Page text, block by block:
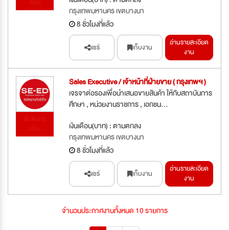
กรุงเทพมหานคร เขตบางนา
8 ชั่วโมงที่แล้ว
แชร์ เก็บงาน
อ่านรายละเอียด
งาน
Sales Executive / เจ้าหน้าที่ฝ่ายขาย ( กรุงเทพฯ )
เจรจาต่อรองเพื่อนำเสนอขายสินค้า ให้กับสถาบันการ
ศึกษา , หน่วยงานราชการ , เอกชน...
เงินเดือน(บาท) : ตามตกลง
กรุงเทพมหานคร เขตบางนา
8 ชั่วโมงที่แล้ว
แชร์ เก็บงาน
อ่านรายละเอียด
งาน
จำนวนประกาศงานทั้งหมด 10 รายการ